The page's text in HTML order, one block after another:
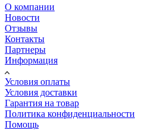
О компании
Новости
Отзывы
Контакты
Партнеры
Информация
Условия оплаты
Условия доставки
Гарантия на товар
Политика конфиденциальности
Помощь